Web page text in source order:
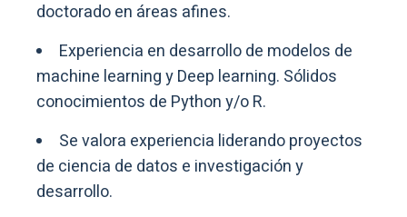
doctorado en áreas afines.
Experiencia en desarrollo de modelos de
machine learning y Deep learning. Sólidos
conocimientos de Python y/o R.
Se valora experiencia liderando proyectos
de ciencia de datos e investigación y
desarrollo.